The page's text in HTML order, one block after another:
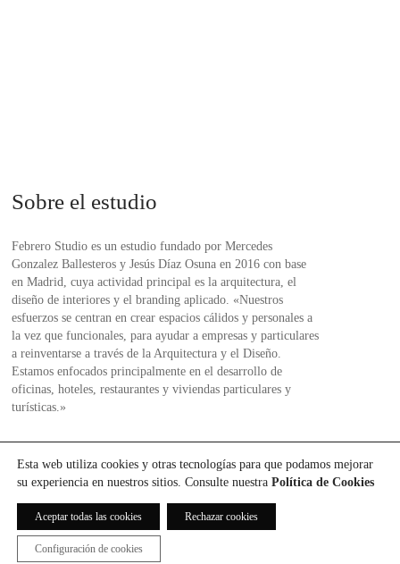
Sobre el estudio
Febrero Studio es un estudio fundado por Mercedes
Gonzalez Ballesteros y Jesús Díaz Osuna en 2016 con base
en Madrid, cuya actividad principal es la arquitectura, el
diseño de interiores y el branding aplicado. «Nuestros
esfuerzos se centran en crear espacios cálidos y personales a
la vez que funcionales, para ayudar a empresas y particulares
a reinventarse a través de la Arquitectura y el Diseño.
Estamos enfocados principalmente en el desarrollo de
oficinas, hoteles, restaurantes y viviendas particulares y
turísticas.»
EMPRESA
CATÁLOGO
DIARIO
Esta web utiliza cookies y otras tecnologías para que podamos mejorar
su experiencia en nuestros sitios. Consulte nuestra Política de Cookies
Aceptar todas las cookies Rechazar cookies
Configuración de cookies